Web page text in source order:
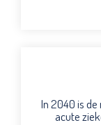
In 2040 is
acute